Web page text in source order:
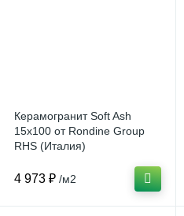
Керамогранит Soft Ash
15x100 от Rondine Group
RHS (Италия)
4 973 ₽ /м2